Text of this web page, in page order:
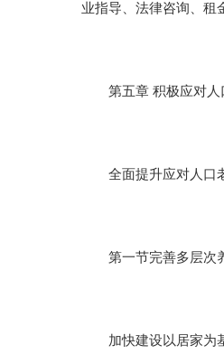
业指导、法律咨询、租
第五章 积极应对人
全面提升应对人口老
第一节完善多层次
加快建设以居家为基